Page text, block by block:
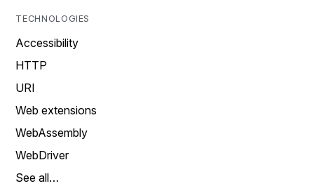
TECHNOLOGIES
Accessibility
HTTP
URI
Web extensions
WebAssembly
WebDriver
See all…